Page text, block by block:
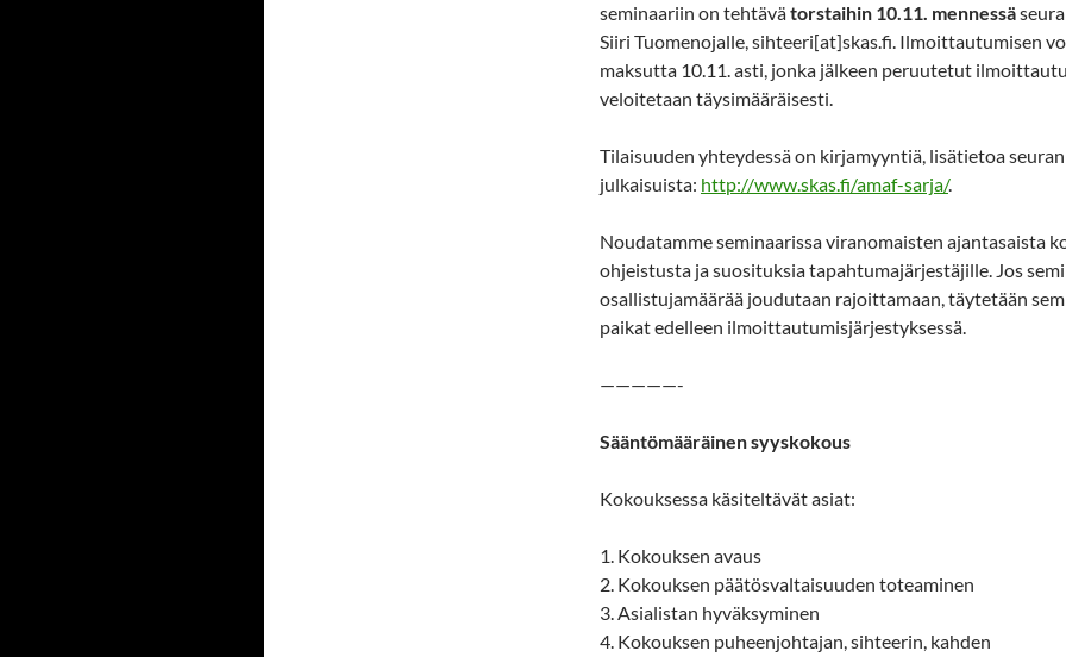
seminaariin on tehtävätorstaihin 10.11. mennessä
Siiri Tuomenojalle, sihteeri[at]skas.fi. Ilmoittautumisen
maksutta 10.11. asti, jonka jälkeen peruutetut
veloitetaan täysimääräisesti.
Tilaisuuden yhteydessä on kirjamyyntiä, lisätietoa seuran
julkaisuista: http://www.skas.fi/amaf-sarja/.
Noudatamme seminaarissa viranomaisten ajantasaista
ohjeistusta ja suosituksia tapahtumajärjestäjille. Jos
osallistujamäärää joudutaan rajoittamaan, täytetään
paikat edelleen ilmoittautumisjärjestyksessä.
—————-
Sääntömääräinen syyskokous
Kokouksessa käsiteltävät asiat:
1. Kokouksen avaus
2. Kokouksen päätösvaltaisuuden toteaminen
3. Asialistan hyväksyminen
4. Kokouksen puheenjohtajan, sihteerin, kahden